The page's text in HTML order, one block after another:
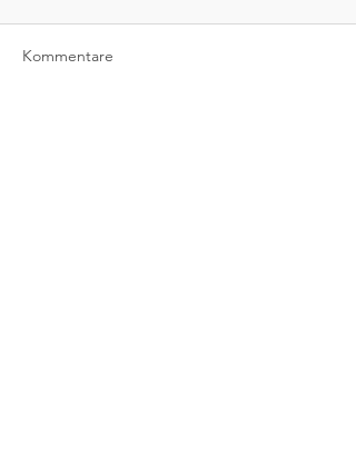
Kommentare